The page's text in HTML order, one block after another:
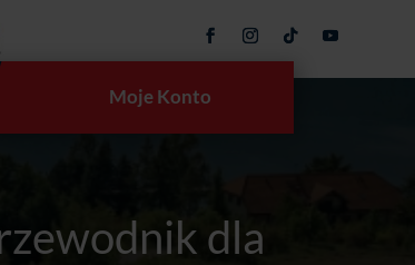
Moje Konto
dla